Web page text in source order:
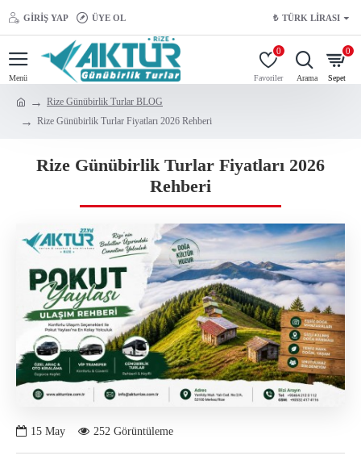
GIRIŞ YAP ÜYE OL ₺ TÜRK LIRASI
0 0
Rize Günübirlik Turlar BLOG
Rize Günübirlik Turlar Fiyatları 2026 Rehberi
Rize Günübirlik Turlar Fiyatları 2026
Rehberi
15 May 252 Görüntüleme